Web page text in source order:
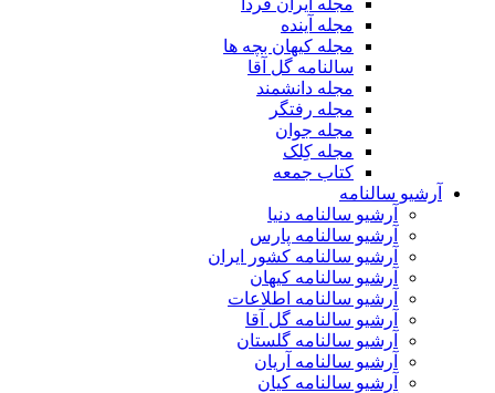
مجله ایران فردا
مجله آینده
مجله کیهان بچه ها
سالنامه گل آقا
مجله دانشمند
مجله رفتگر
مجله جوان
مجله کِلک
کتاب جمعه
آرشیو سالنامه
آرشیو سالنامه دنیا
آرشیو سالنامه پارس
آرشیو سالنامه کشور ایران
آرشیو سالنامه کیهان
آرشیو سالنامه اطلاعات
آرشیو سالنامه گل آقا
آرشیو سالنامه گلستان
آرشیو سالنامه آریان
آرشیو سالنامه کیان